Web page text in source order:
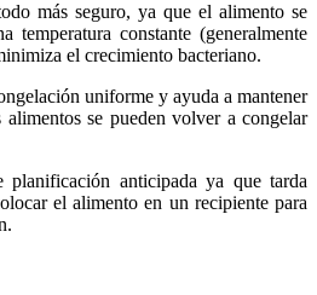
más seguro, ya que el alimento se
temperatura constante (generalmente
el crecimiento bacteriano.
uniforme y ayuda a mantener
se pueden volver a congelar
planificación anticipada ya que tarda
el alimento en un recipiente para